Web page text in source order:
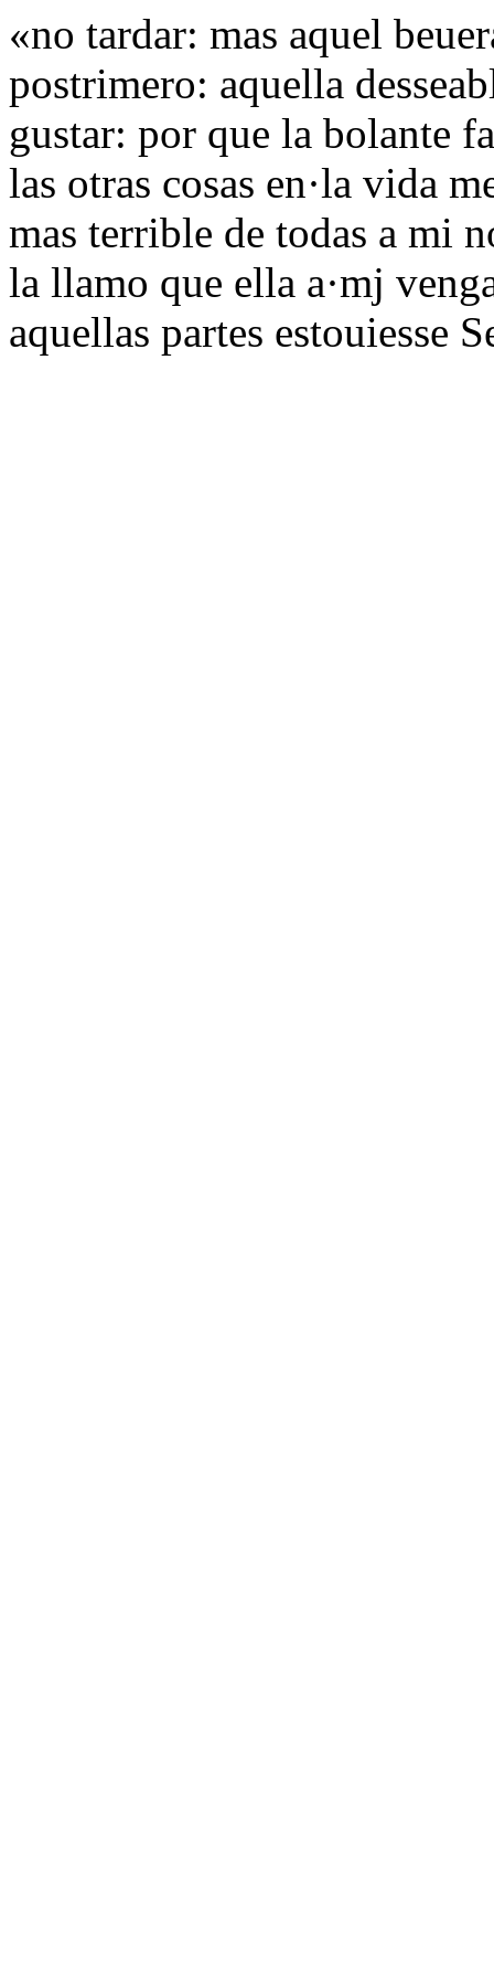
«no tardar: mas aquel
postrimero: aquella
gustar: por que la bolante
las otras cosas en·la vida
mas terrible de todas a mi
la llamo que ella a·mj
aquellas partes estouiesse